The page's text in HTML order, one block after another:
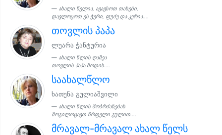
ახალი წელია, ავავსოთ თასები,
დავლოცოთ ეს ჭერი, ფუძე და კერია....
თოვლის პაპა
ლუარა ჭანტურია
ახალი წლის ღამეა
თოვლის პაპა მოდის....
საახალწლო
ხათუნა გულიაშვილი
ახალი წლის მობრძანებას
მოგილოცავთ წრფელი გულით....
მრავალ-მრავალ ახალ წელს